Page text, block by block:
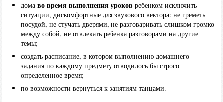
дома во время выполнения уроков ребенком исключить
ситуации, дискомфортные для звукового вектора: не греметь
посудой, не стучать дверями, не разговаривать слишком громко
между собой, не отвлекать ребенка разговорами на другие
темы;
создать расписание, в котором выполнению домашнего
задания по каждому предмету отводилось бы строго
определенное время;
по возможности вернуться к занятиям танцами.